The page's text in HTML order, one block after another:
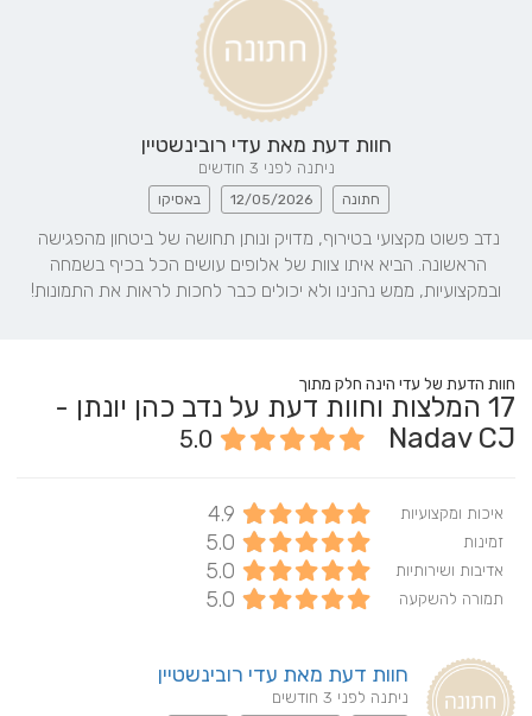
חוות דעת מאת עדי רובינשטיין
ניתנה לפני 3 חודשים
חתונה 12/05/2026 באסיקו
ובמקצועיות, ממש נהנינו ולא יכולים כבר לחכות לראות את התמונות!
חוות הדעת של עדי הינה חלק מתוך
17 המלצות וחוות דעת על נדב כהן יונתן -
Nadav CJ
5.0
איכות ומקצועיות 4.9
זמינות 5.0
אדיבות ושירותיות 5.0
תמורה להשקעה 5.0
חוות דעת מאת עדי רובינשטיין
ניתנה לפני 3 חודשים